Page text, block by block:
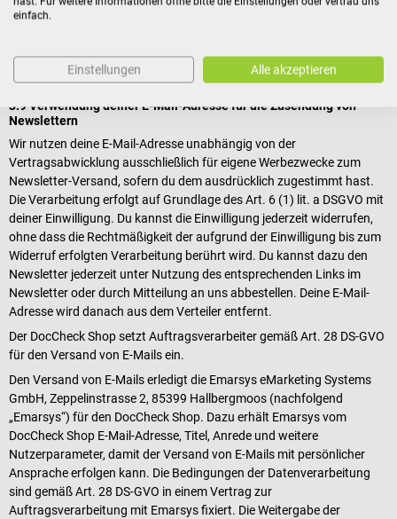
des entsprechenden Links in der E-Mail oder durch Mitteilung an uns
3.9 Verwendung deiner E-Mail-Adresse für die Zusendung von
Newslettern
Wir nutzen deine E-Mail-Adresse unabhängig von der
Vertragsabwicklung ausschließlich für eigene Werbezwecke zum
Newsletter-Versand, sofern du dem ausdrücklich zugestimmt hast.
Die Verarbeitung erfolgt auf Grundlage des Art. 6 (1) lit. a DSGVO mit
deiner Einwilligung. Du kannst die Einwilligung jederzeit widerrufen,
ohne dass die Rechtmäßigkeit der aufgrund der Einwilligung bis zum
Widerruf erfolgten Verarbeitung berührt wird. Du kannst dazu den
Newsletter jederzeit unter Nutzung des entsprechenden Links im
Newsletter oder durch Mitteilung an uns abbestellen. Deine E-Mail-
Adresse wird danach aus dem Verteiler entfernt.
Der DocCheck Shop setzt Auftragsverarbeiter gemäß Art. 28 DS-GVO
für den Versand von E-Mails ein.
Den Versand von E-Mails erledigt die Emarsys eMarketing Systems
GmbH, Zeppelinstrasse 2, 85399 Hallbergmoos (nachfolgend
„Emarsys“) für den DocCheck Shop. Dazu erhält Emarsys vom
DocCheck Shop E-Mail-Adresse, Titel, Anrede und weitere
Nutzerparameter, damit der Versand von E-Mails mit persönlicher
Ansprache erfolgen kann. Die Bedingungen der Datenverarbeitung
sind gemäß Art. 28 DS-GVO in einem Vertrag zur
Auftragsverarbeitung mit Emarsys fixiert. Die Weitergabe der
einfach.
Einstellungen Alle akzeptieren